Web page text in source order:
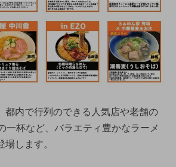
都内で行列のできる人気店や老舗の
一杯など、バラエティ豊かなラーメ
します。